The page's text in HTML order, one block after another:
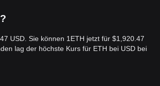
USD. Sie können 1ETH jetzt für $1,920.47
lag der höchste Kurs für ETH bei USD bei